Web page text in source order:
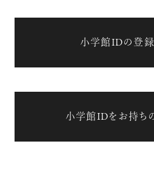
小学館IDの登録
小学館IDをお持ち